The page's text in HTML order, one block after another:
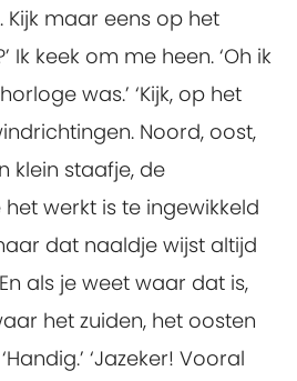
Kijk maar eens op het
Ik keek om me heen. ‘Oh ik
was.’ ‘Kijk, op het
Noord, oost,
klein staafje, de
werkt is te ingewikkeld
dat naaldje wijst altijd
als je weet waar dat is,
het zuiden, het oosten
‘Jazeker! Vooral